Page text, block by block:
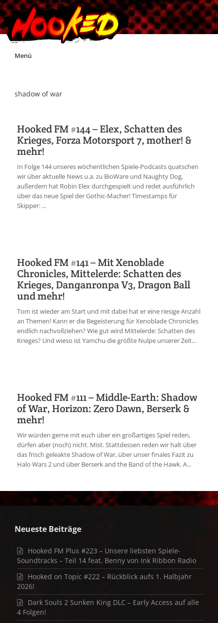
Skip
Menü
Impressum
Jobs
Discord
shadow of war
Hooked FM #144 – Elex, Schatten des
Krieges, Forza Motorsport 7, mother! &
mehr!
In Folge 144 unseres wöchentlichen Spiele-Podcasts quatschen
wir über aktuelle News u.a. zu BioWare und Naughty Dog,
außerdem hat Robin Elex durchgespielt und redet ausführlich
über das neue Spiel der Gothic-Macher! Timestamps für
Skipper: ...
Hooked FM #141 – Mit Xenoblade
Chronicles, Mittelerde: Schatten des
Krieges, Danganronpa V3, Dragon Ball
und mehr!
Tom ist wieder am Start und mit dabei hat er eine riesige Anzahl
an Themen! Kann er die Begeisterung für Xenoblade Chronicles
endlich nachvollziehen? Wie gut wird Mittelerde: Schatten des
Krieges? Und wieso ist Yamchu die größte Nulpe unserer Zeit...
Hooked FM #111 – Middle-Earth: Shadow
of War, Horizon: Zero Dawn, Berserk &
mehr!
Wir würden gerne mit euch über ein großartiges Spiel reden,
dürfen aber (noch) nicht. Mist. Stattdessen reden wir halt über
das frisch geleakte Shadow of War, über unser finales Fazit zu
Halo Wars 2 und über Berserk and the Band of the Hawk. A...
Neueste Beiträge
Hooked FM Plus #223 – Unsere liebsten Spiele-
Soundtracks – Teil 14 feat. Benny von Ink Ribbon Radio
Hooked on Topic #222 – Rückblick aufs 1. Halbjahr
2026!
Dark Souls 2 Sunken King DLC – Early Access auf alle
4 Folgen!